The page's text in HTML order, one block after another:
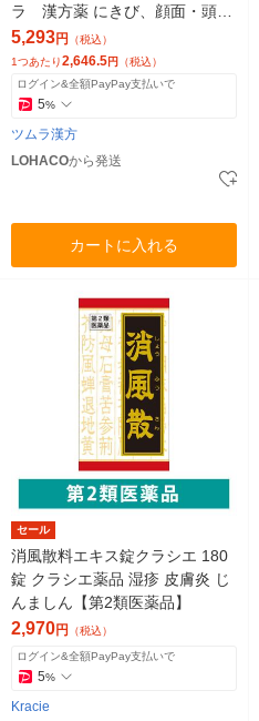
ラ 漢方薬 にきび、顔面・頭部
の皮膚炎、あかはな（酒さ）
【第2類医薬品】
5,293円 （税込）
1つあたり2,646.5円 （税込）
ログイン&全額PayPay支払いで
5%
ツムラ漢方
LOHACOから発送
カートに入れる
セール
消風散料エキス錠クラシエ 180
錠 クラシエ薬品 湿疹 皮膚炎 じ
んましん【第2類医薬品】
2,970円 （税込）
ログイン&全額PayPay支払いで
5%
Kracie